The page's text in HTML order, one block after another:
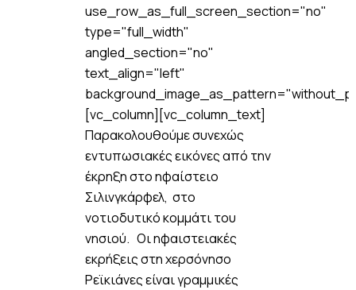
use_row_as_full_screen_section="no"
type="full_width"
angled_section="no"
text_align="left"
[vc_column][vc_column_text]
Παρακολουθούμε συνεχώς
εντυπωσιακές εικόνες από την
έκρηξη στο ηφαίστειο
Σιλινγκάρφελ, στο
νοτιοδυτικό κομμάτι του
νησιού. Οι ηφαιστειακές
εκρήξεις στη χερσόνησο
Ρεϊκιάνες είναι γραμμικές